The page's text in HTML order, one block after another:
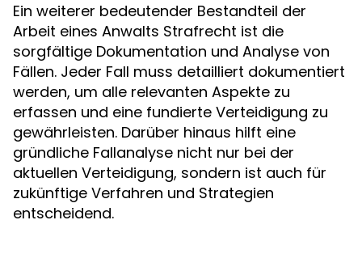
Ein weiterer bedeutender Bestandteil der
Arbeit eines Anwalts Strafrecht ist die
sorgfältige Dokumentation und Analyse von
Fällen. Jeder Fall muss detailliert dokumentiert
werden, um alle relevanten Aspekte zu
erfassen und eine fundierte Verteidigung zu
gewährleisten. Darüber hinaus hilft eine
gründliche Fallanalyse nicht nur bei der
aktuellen Verteidigung, sondern ist auch für
zukünftige Verfahren und Strategien
entscheidend.